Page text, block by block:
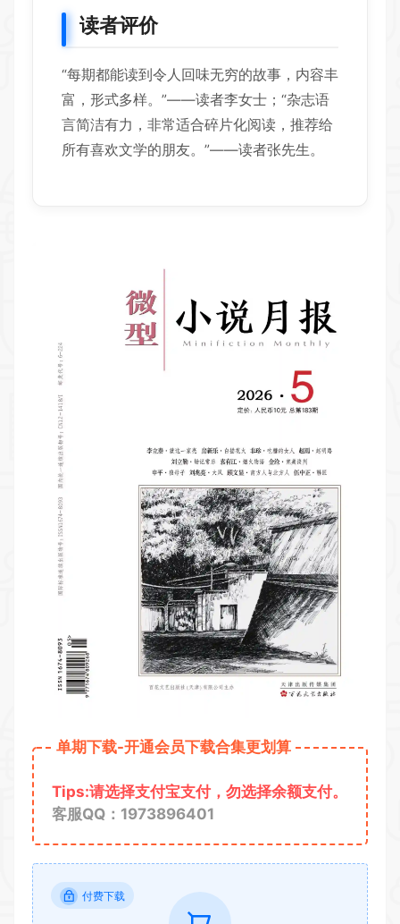
读者评价
“每期都能读到令人回味无穷的故事，内容丰
富，形式多样。”——读者李女士；“杂志语
言简洁有力，非常适合碎片化阅读，推荐给
所有喜欢文学的朋友。”——读者张先生。
单期下载-开通会员下载合集更划算
Tips:请选择支付宝支付，勿选择余额支付。
客服QQ：1973896401
付费下载